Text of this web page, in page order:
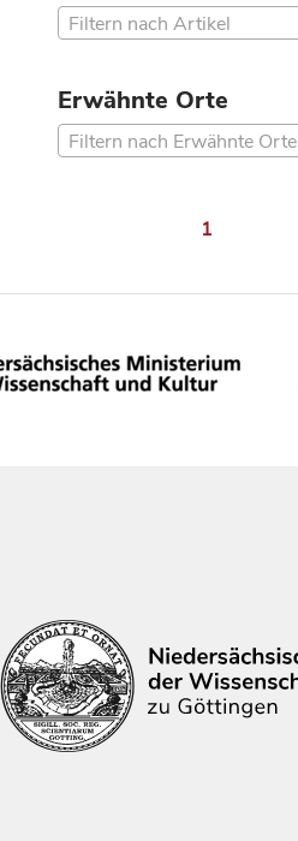
Filtern nach Artikel
Erwähnte Orte
Filtern nach Erwähnte Orte
1